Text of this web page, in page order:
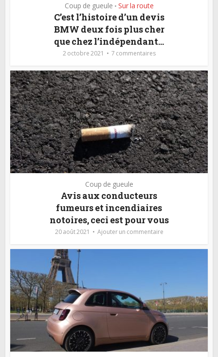
Coup de gueule • Sur la route
C’est l’histoire d’un devis
BMW deux fois plus cher
que chez l’indépendant…
2 octobre 2021 7 commentaires
Coup de gueule
Avis aux conducteurs
fumeurs et incendiaires
notoires, ceci est pour vous
20 août 2021 Ajouter un commentaire